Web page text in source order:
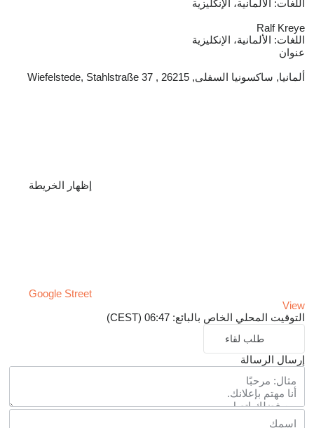
اللغات: الألمانية، الإنكليزية
Ralf Kreye
اللغات: الألمانية، الإنكليزية
عنوان
ألمانيا, ساكسونيا السفلى, 26215 , Wiefelstede, Stahlstraße 37
إظهار الخريطة
Google Street
View
التوقيت المحلي الخاص بالبائع: 06:47 (CEST)
طلب لقاء
إرسال الرسالة